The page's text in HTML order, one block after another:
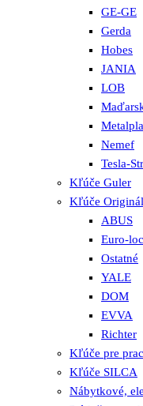
GE-GE
Gerda
Hobes
JANIA
LOB
Nemef
Tesla-
Kľúče Guler
Kľúče
ABUS
Euro-
Ostatné
YALE
DOM
EVVA
Richter
Kľúče pre
Kľúče SILCA
Nábytkové,